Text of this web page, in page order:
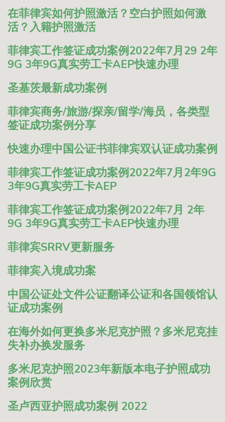
在菲律宾如何护照激活？空白护照如何激
活？入籍护照激活
菲律宾工作签证成功案例2022年7月29 2年
9G 3年9G真实劳工卡AEP快速办理
圣基茨最新成功案例
菲律宾商务/旅游/探亲/留学/海员，各类型
签证成功案例分享
快速办理中国公证书菲律宾双认证成功案例
菲律宾工作签证成功案例2022年7月2年9G
3年9G真实劳工卡AEP
菲律宾工作签证成功案例2022年7月 2年
9G 3年9G真实劳工卡AEP快速办理
菲律宾SRRV更新服务
菲律宾入境成功案
中国公证处文件公证翻译公证和各国领馆认
证成功案例
在海外如何更换多米尼克护照？多米尼克挂
失补办换发服务
多米尼克护照2023年新版本电子护照成功
案例欣赏
圣卢西亚护照成功案例 2022